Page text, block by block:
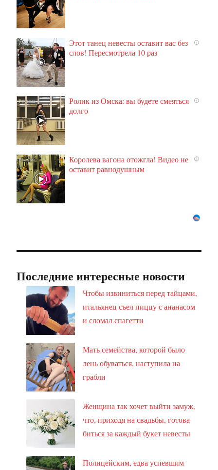
i
Этот танец невесты оставит вас без
слов! Пересмотрела 10 раз
i
Ролик из Омска: вы будете смеяться
долго
i
Королева вагона отожгла! Видео не
оставит равнодушным
Последние интересные новости
Чтобы извиниться перед тайцами,
итальянец съел пиццу с ананасом
и сломал спагетти
Мать семейства, которой было
лень обуваться, наступила на
грабли
Женщина так хочет выйти замуж,
что, приходя на свадьбы, готова
биться за каждый букет невесты
Полицейским, едва успевшим